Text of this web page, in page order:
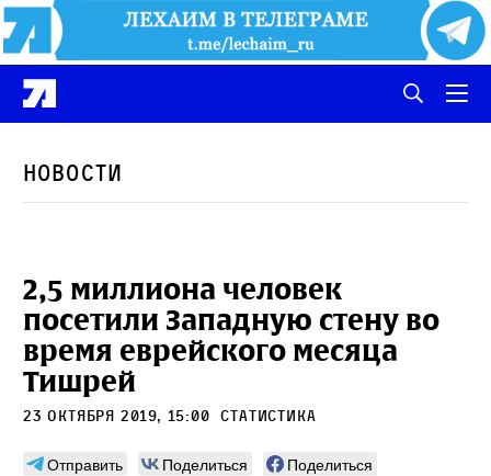
Новости
2,5 миллиона человек
посетили Западную стену во
время еврейского месяца
Тишрей
23 октября 2019, 15:00 статистика
Отправить Поделиться
Поделиться